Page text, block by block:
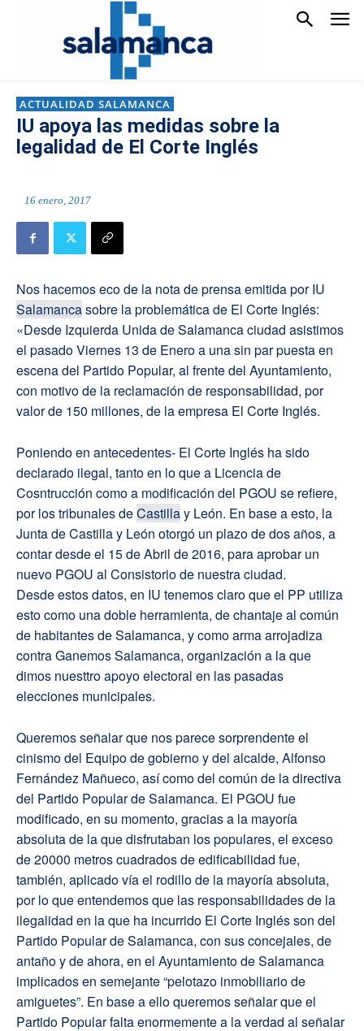
ACTUALIDAD SALAMANCA
IU apoya las medidas sobre la
legalidad de El Corte Inglés
16 enero, 2017
Nos hacemos eco de la nota de prensa emitida por IU
Salamancasobre la problemática de El Corte Inglés:
«Desde Izquierda Unida de Salamanca ciudad asistimos
el pasado Viernes 13 de Enero a una sin par puesta en
escena del Partido Popular, al frente del Ayuntamiento,
con motivo de la reclamación de responsabilidad, por
valor de 150 millones, de la empresa El Corte Inglés.
Poniendo en antecedentes- El Corte Inglés ha sido
declarado ilegal, tanto en lo que a Licencia de
Cosntrucción como a modificación del PGOU se refiere,
por los tribunales deCastillay León. En base a esto, la
Junta de Castilla y León otorgó un plazo de dos años, a
contar desde el 15 de Abril de 2016, para aprobar un
nuevo PGOU al Consistorio de nuestra ciudad.
Desde estos datos, en IU tenemos claro que el PP utiliza
esto como una doble herramienta, de chantaje al común
de habitantes de Salamanca, y como arma arrojadiza
contra Ganemos Salamanca, organización a la que
dimos nuesttro apoyo electoral en las pasadas
elecciones municipales.
Queremos señalar que nos parece sorprendente el
cinismo del Equipo de gobierno y del alcalde, Alfonso
Fernández Mañueco, así como del común de la directiva
del Partido Popular de Salamanca. El PGOU fue
modificado, en su momento, gracias a la mayoría
absoluta de la que disfrutaban los populares, el exceso
de 20000 metros cuadrados de edificabilidad fue,
también, aplicado vía el rodillo de la mayoría absoluta,
por lo que entendemos que las responsabilidades de la
ilegalidad en la que ha incurrido El Corte Inglés son del
Partido Popular de Salamanca, con sus concejales, de
antaño y de ahora, en el Ayuntamiento de Salamanca
implicados en semejante “pelotazo inmobiliario de
amiguetes”. En base a ello queremos señalar que el
Partido Popular falta enormemente a la verdad al señalar